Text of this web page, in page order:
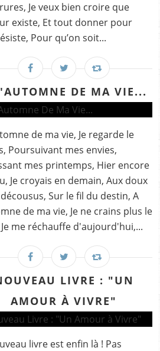
Je veux bien croire que
existe, Et tout donner pour
Pour qu’on soit...
DE MA VIE...
de ma vie, Je regarde le
Poursuivant mes envies,
mes printemps, Hier encore
Je croyais en demain, Aux doux
Sur le fil du destin, A
de ma vie, Je ne crains plus le
me réchauffe d'aujourd'hui,...
LIVRE : "UN
AMOUR À VIVRE"
livre est enfin là ! Pas